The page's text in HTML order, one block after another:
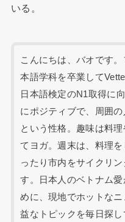
いる。
こんにちは、バオです
本語学科を卒業して
日本語検定のN1取得に
にポジティブで、周囲
という性格。趣味は料
てヨガ。週末は、料理
ったり市内をサイクリ
す。日本人のベトナム
めに、現地でホットな
益なトピックを毎日探